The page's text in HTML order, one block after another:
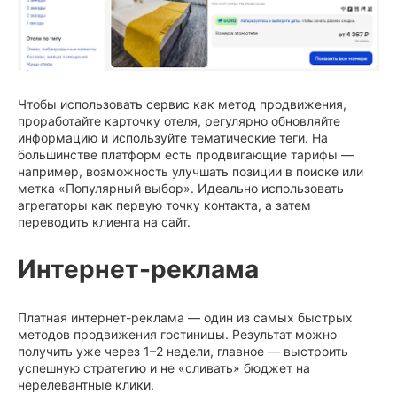
Чтобы использовать сервис как метод продвижения,
проработайте карточку отеля, регулярно обновляйте
информацию и используйте тематические теги. На
большинстве платформ есть продвигающие тарифы —
например, возможность улучшать позиции в поиске или
метка «Популярный выбор». Идеально использовать
агрегаторы как первую точку контакта, а затем
переводить клиента на сайт.
Интернет-реклама
Платная интернет-реклама — один из самых быстрых
методов продвижения гостиницы. Результат можно
получить уже через 1–2 недели, главное — выстроить
успешную стратегию и не «сливать» бюджет на
нерелевантные клики.